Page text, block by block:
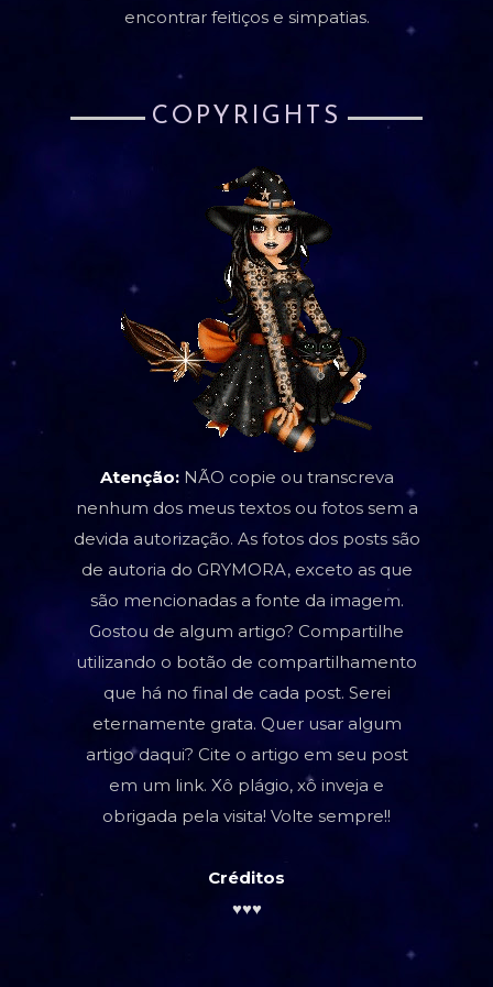
encontrar feitiços e simpatias.
COPYRIGHTS
Atenção:NÃO copie ou transcreva
nenhum dos meus textos ou fotos sem a
devida autorização. As fotos dos posts são
de autoria do GRYMORA, exceto as que
são mencionadas a fonte da imagem.
Gostou de algum artigo? Compartilhe
utilizando o botão de compartilhamento
que há no final de cada post. Serei
eternamente grata. Quer usar algum
artigo daqui? Cite o artigo em seu post
em um link. Xô plágio, xô inveja e
obrigada pela visita! Volte sempre!!
Créditos
♥♥♥